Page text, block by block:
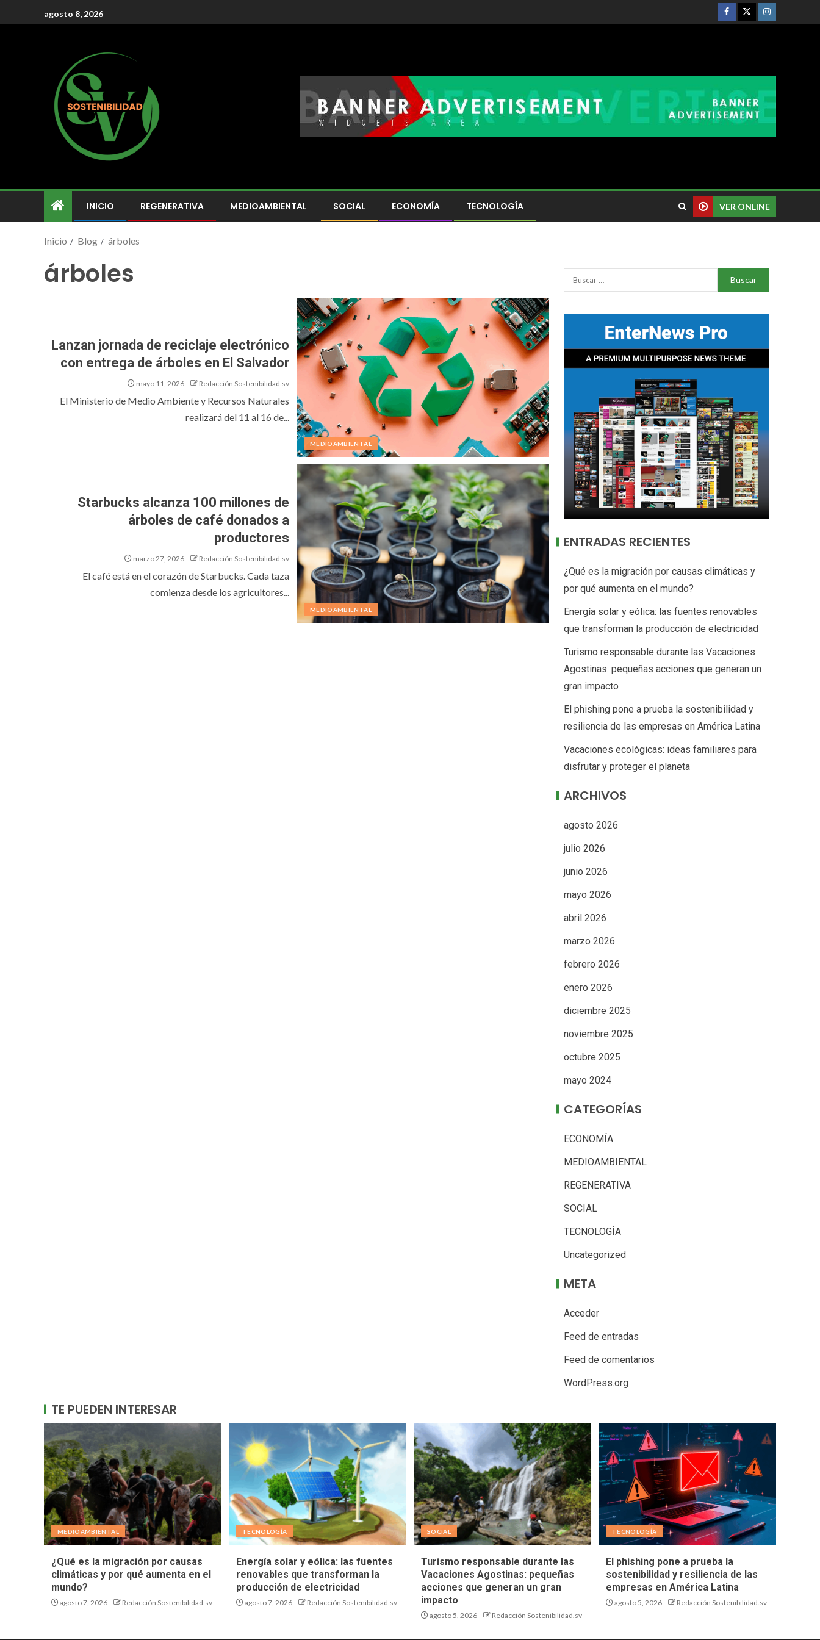
agosto 8, 2026
INICIO REGENERATIVA MEDIOAMBIENTAL SOCIAL ECONOMÍA TECNOLOGÍA VER ONLINE
Inicio Blog árboles
árboles
MEDIOAMBIENTAL
Lanzan jornada de reciclaje electrónico
con entrega de árboles en El Salvador
mayo 11, 2026 Redacción Sostenibilidad.sv
El Ministerio de Medio Ambiente y Recursos Naturales
realizará del 11 al 16 de...
MEDIOAMBIENTAL
Starbucks alcanza 100 millones de
árboles de café donados a
productores
marzo 27, 2026 Redacción Sostenibilidad.sv
El café está en el corazón de Starbucks. Cada taza
comienza desde los agricultores...
ENTRADAS RECIENTES
¿Qué es la migración por causas climáticas y
por qué aumenta en el mundo?
Energía solar y eólica: las fuentes renovables
que transforman la producción de electricidad
Turismo responsable durante las Vacaciones
Agostinas: pequeñas acciones que generan un
gran impacto
El phishing pone a prueba la sostenibilidad y
resiliencia de las empresas en América Latina
Vacaciones ecológicas: ideas familiares para
disfrutar y proteger el planeta
ARCHIVOS
agosto 2026
julio 2026
junio 2026
mayo 2026
abril 2026
marzo 2026
febrero 2026
enero 2026
diciembre 2025
noviembre 2025
octubre 2025
mayo 2024
CATEGORÍAS
ECONOMÍA
MEDIOAMBIENTAL
REGENERATIVA
SOCIAL
TECNOLOGÍA
Uncategorized
META
Acceder
Feed de entradas
Feed de comentarios
WordPress.org
TE PUEDEN INTERESAR
MEDIOAMBIENTAL
¿Qué es la migración por causas
climáticas y por qué aumenta en el
mundo?
agosto 7, 2026 Redacción Sostenibilidad.sv
TECNOLOGÍA
Energía solar y eólica: las fuentes
renovables que transforman la
producción de electricidad
agosto 7, 2026 Redacción Sostenibilidad.sv
SOCIAL
Turismo responsable durante las
Vacaciones Agostinas: pequeñas
acciones que generan un gran
impacto
agosto 5, 2026 Redacción Sostenibilidad.sv
TECNOLOGÍA
El phishing pone a prueba la
sostenibilidad y resiliencia de las
empresas en América Latina
agosto 5, 2026 Redacción Sostenibilidad.sv